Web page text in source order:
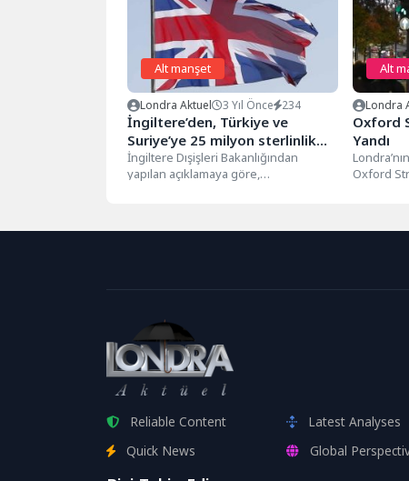
Alt manşet
Londra Aktuel 3 Yıl Önce 234
İngiltere’den, Türkiye ve
Suriye’ye 25 milyon sterlinlik
yeni yardım
İngiltere Dışişleri Bakanlığından
yapılan açıklamaya göre,
Alt
Londra
Oxford
Yandı
Oxford
Reliable Content
Latest Analyses
Quick News
Global